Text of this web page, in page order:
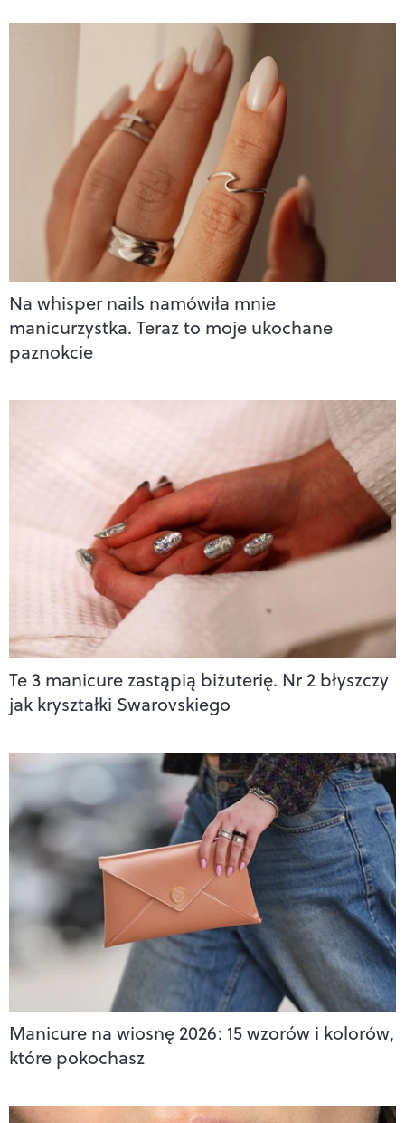
Na whisper nails namówiła mnie
manicurzystka. Teraz to moje ukochane
paznokcie
Te 3 manicure zastąpią biżuterię. Nr 2 błyszczy
jak kryształki Swarovskiego
Manicure na wiosnę 2026: 15 wzorów i kolorów,
które pokochasz